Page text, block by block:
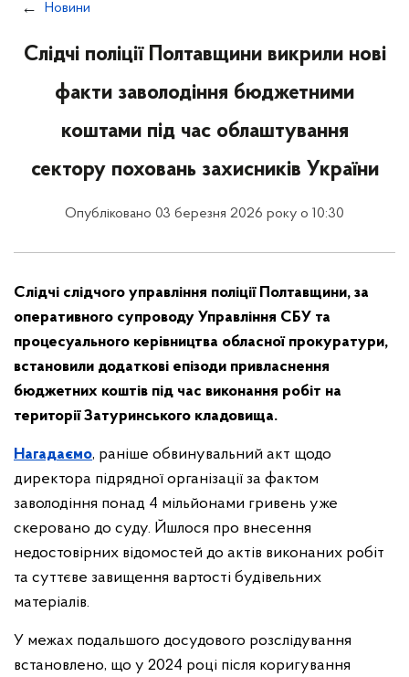
Новини
Слідчі поліції Полтавщини викрили нові
факти заволодіння бюджетними
коштами під час облаштування
сектору поховань захисників України
Опубліковано 03 березня 2026 року о 10:30
Слідчі слідчого управління поліції Полтавщини, за
оперативного супроводу Управління СБУ та
процесуального керівництва обласної прокуратури,
встановили додаткові епізоди привласнення
бюджетних коштів під час виконання робіт на
території Затуринського кладовища.
Нагадаємо, раніше обвинувальний акт щодо
директора підрядної організації за фактом
заволодіння понад 4 мільйонами гривень уже
скеровано до суду. Йшлося про внесення
недостовірних відомостей до актів виконаних робіт
та суттєве завищення вартості будівельних
матеріалів.
У межах подальшого досудового розслідування
встановлено, що у 2024 році після коригування